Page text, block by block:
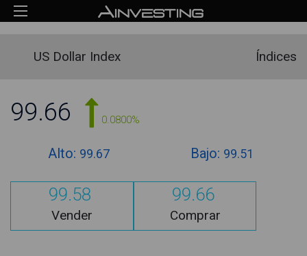
US Dollar Index Índices
99.66 0.0800%
Alto: 99.67 Bajo: 99.51
99.58
Vender
99.66
Comprar